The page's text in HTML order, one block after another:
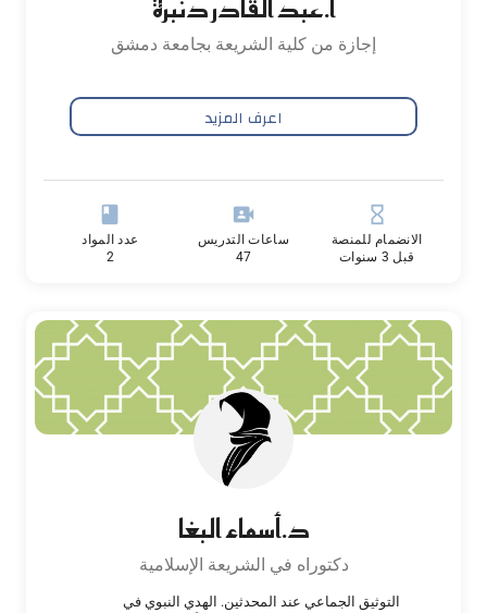
أ.عبد القادر دنبرة
إجازة من كلية الشريعة بجامعة دمشق
اعرف المزيد
hourglass_empty
الانضمام للمنصة
قبل 3 سنوات
video_camera_front
ساعات التدريس
47
book
عدد المواد
2
د.أسماء البغا
دكتوراه في الشريعة الإسلامية
التوثيق الجماعي عند المحدثين. الهدي النبوي في